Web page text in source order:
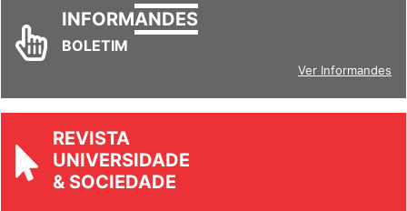
INFORMANDES
BOLETIM
Ver Informandes
REVISTA
UNIVERSIDADE
& SOCIEDADE